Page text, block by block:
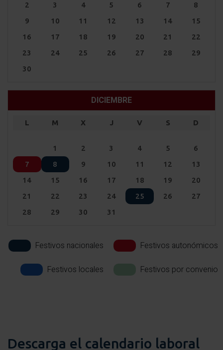
2
3 4 5 6 7
8
9
10 11 12 13 14
15
16
17 18 19 20 21
22
23
24 25 26 27 28
29
30
DICIEMBRE
L M X J V S D
1 2 3 4 5
6
7
8 9 10 11 12
13
14
15 16 17 18 19
20
21
22 23 24 25 26
27
28
29 30 31
Festivos nacionales
Festivos autonómicos
Festivos locales
Festivos por convenio
Descarga el calendario laboral